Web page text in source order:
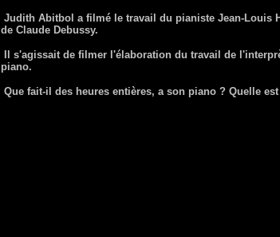
Judith Abitbol a filmé le travail du pianiste Jean-Louis
de Claude Debussy.
Il s'agissait de filmer l'élaboration du travail de
piano.
Que fait-il des heures entières, a son piano ? Quelle